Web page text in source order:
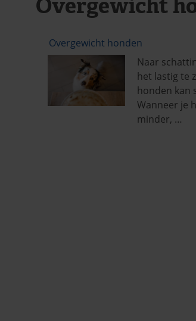
Overgewicht honden
Naar
het lastig te
honden kan
Wanneer je
minder, …